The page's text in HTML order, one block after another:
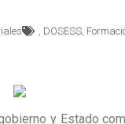
DOSESS,
y Estado